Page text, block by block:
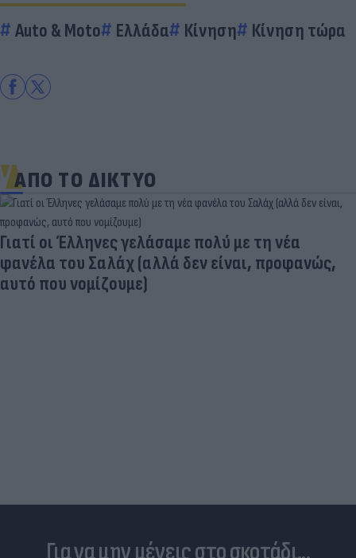
Auto & Moto Ελλάδα Κίνηση Κίνηση τώρα
ΑΠΟ ΤΟ ΔΙΚΤΥΟ
Γιατί οι Έλληνες γελάσαμε πολύ με τη νέα
φανέλα του Σαλάχ (αλλά δεν είναι, προφανώς,
αυτό που νομίζουμε)